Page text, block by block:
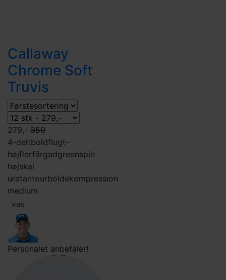
Callaway
Chrome Soft
Truvis
279,- 359
4-deltboldflugt-
højflerfärgadgreenspin
højskal
uretantourboldekompression
medium
køb
Personalet anbefaler!